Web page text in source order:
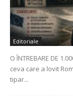
Editoriale
O ÎNTREBARE DE
ceva care a lovit
tipar...